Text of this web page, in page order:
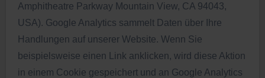
Amphitheatre Parkway Mountain View, CA 94043,
USA). Google Analytics sammelt Daten über Ihre
Handlungen auf unserer Website. Wenn Sie
beispielsweise einen Link anklicken, wird diese Aktion
in einem Cookie gespeichert und an Google Analytics